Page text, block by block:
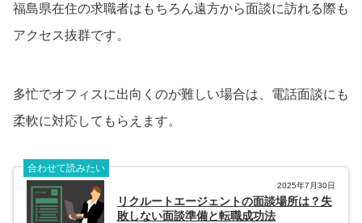
福島県在住の求職者はもちろん遠方から面談に訪れる際も
アクセス抜群です。
多忙でオフィスに出向くのが難しい場合は、電話面談にも
柔軟に対応してもらえます。
合わせて読みたい
2025年7月30日
リクルートエージェントの面談場所は？失
敗しない面談準備と転職成功法